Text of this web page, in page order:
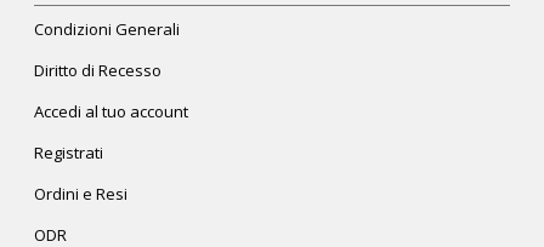
Condizioni Generali
Diritto di Recesso
Accedi al tuo account
Registrati
Ordini e Resi
ODR